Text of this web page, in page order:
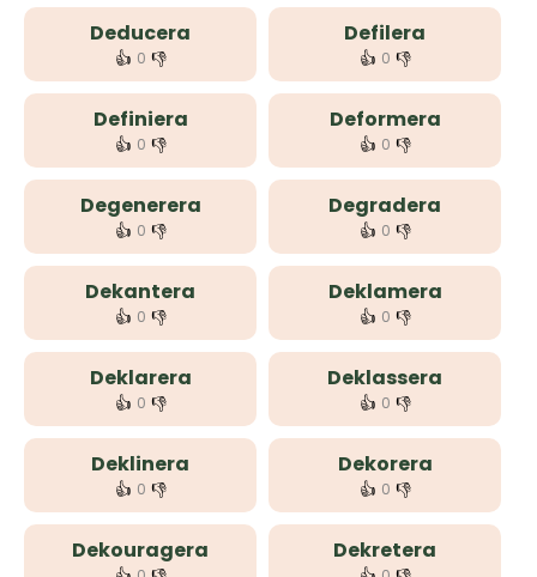
Deducera
👍 0 👎
Defilera
👍 0 👎
Definiera
👍 0 👎
Deformera
👍 0 👎
Degenerera
👍 0 👎
Degradera
👍 0 👎
Dekantera
👍 0 👎
Deklamera
👍 0 👎
Deklarera
👍 0 👎
Deklassera
👍 0 👎
Deklinera
👍 0 👎
Dekorera
👍 0 👎
Dekouragera Dekretera